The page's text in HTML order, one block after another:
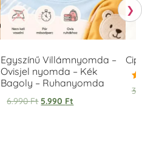
Egyszínű Villámnyomda –
Ovisjel nyomda – Kék
Bagoly – Ruhanyomda
6.990Ft 5.990 Ft
❯